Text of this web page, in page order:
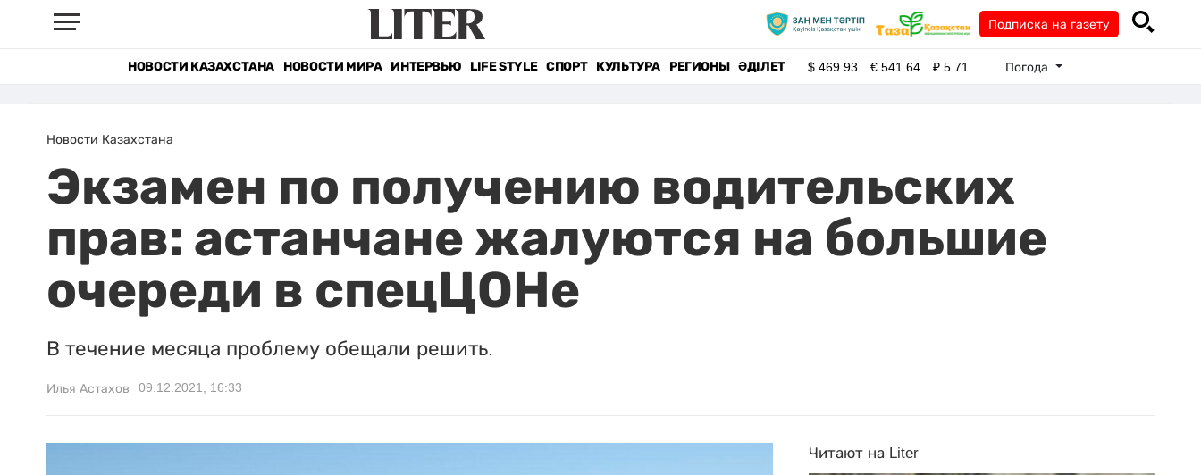
Подписка на газету
НОВОСТИ КАЗАХСТАНА НОВОСТИ МИРА ИНТЕРВЬЮ LIFE STYLE СПОРТ КУЛЬТУРА РЕГИОНЫ ӘДІЛЕТ $469.93 €541.64 ₽5.71 Погода
Новости Казахстана
Экзамен по получению водительских
прав: астанчане жалуются на большие
очереди в спецЦОНе
В течение месяца проблему обещали решить.
Илья Астахов 09.12.2021, 16:33
Читают на Liter